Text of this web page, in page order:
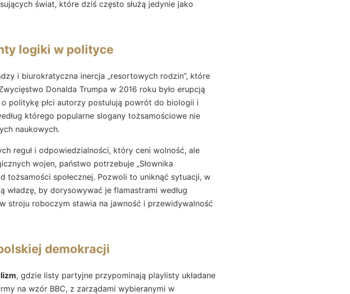
świat, które dziś często służą jedynie jako
logiki w polityce
i biurokratyczna inercja „resortowych rodzin”, które
Donalda Trumpa w 2016 roku było erupcją
politykę płci autorzy postulują powrót do biologii i
którego popularne slogany tożsamościowe nie
naukowych.
reguł i odpowiedzialności, który ceni wolność, ale
wojen, państwo potrzebuje „Słownika
tożsamości społecznej. Pozwoli to uniknąć sytuacji, w
by dorysowywać je flamastrami według
stroju roboczym stawia na jawność i przewidywalność
demokracji
, gdzie listy partyjne przypominają playlisty układane
na wzór BBC, z zarządami wybieranymi w